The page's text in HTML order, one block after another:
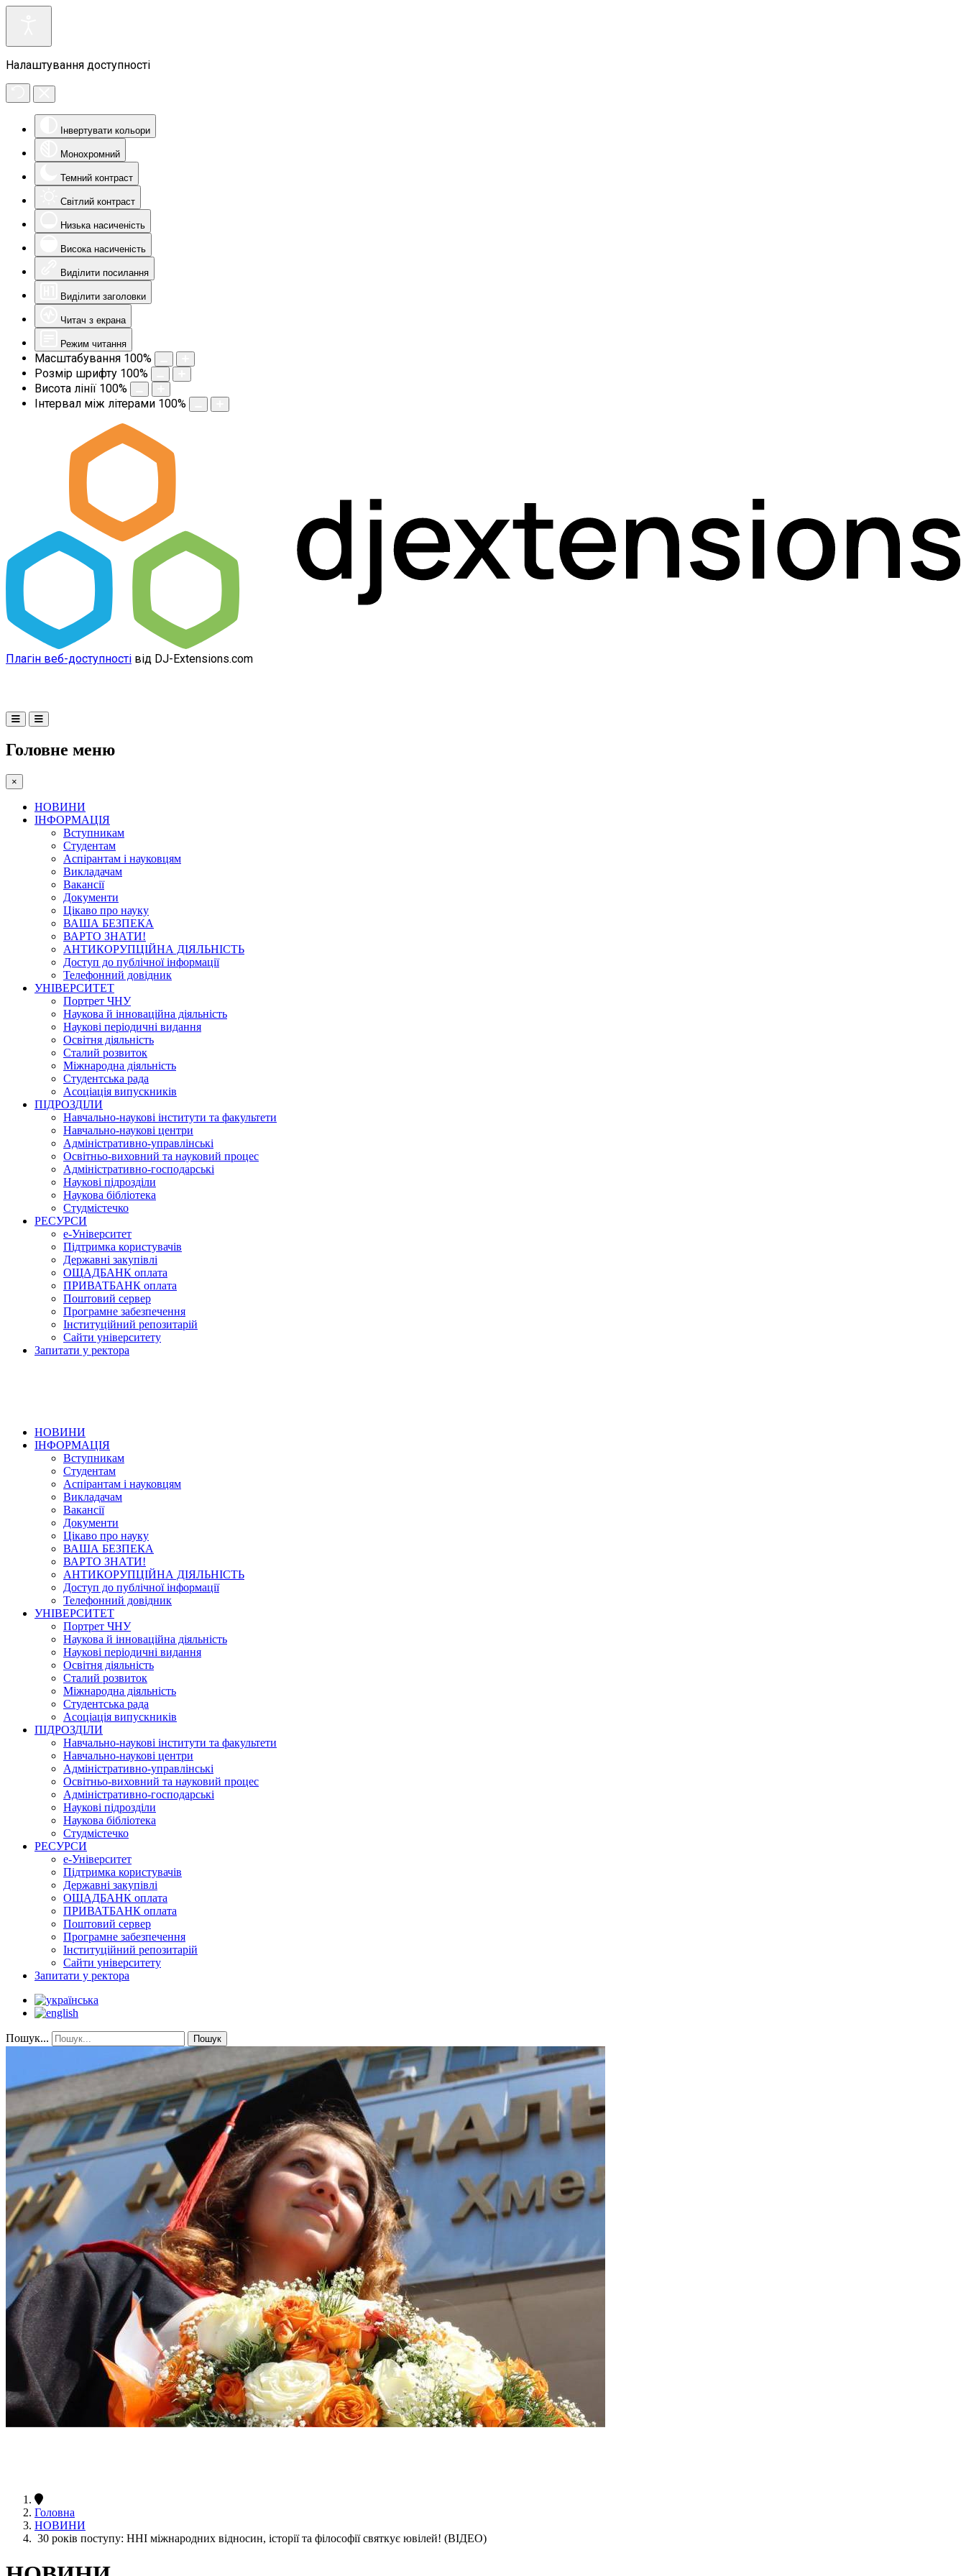
Налаштування доступності
Інвертувати кольори
Монохромний
Темний контраст
Світлий контраст
Низька насиченість
Висока насиченість
Виділити посилання
Виділити заголовки
Читач з екрана
Режим читання
Масштабування 100%
Розмір шрифту 100%
Висота лінії 100%
Інтервал між літерами 100%
Плагін веб-доступності від DJ-Extensions.com
Головне меню
×
НОВИНИ
ІНФОРМАЦІЯ
Вступникам
Студентам
Аспірантам і науковцям
Викладачам
Вакансії
Документи
Цікаво про науку
ВАША БЕЗПЕКА
ВАРТО ЗНАТИ!
АНТИКОРУПЦІЙНА ДІЯЛЬНІСТЬ
Доступ до публічної інформації
Телефонний довідник
УНІВЕРСИТЕТ
Портрет ЧНУ
Наукова й інноваційна діяльність
Наукові періодичні видання
Освітня діяльність
Сталий розвиток
Міжнародна діяльність
Студентська рада
Асоціація випускників
ПІДРОЗДІЛИ
Навчально-наукові інститути та факультети
Навчально-наукові центри
Адміністративно-управлінські
Освітньо-виховний та науковий процес
Адміністративно-господарські
Наукові підрозділи
Наукова бібліотека
Студмістечко
РЕСУРСИ
е-Університет
Підтримка користувачів
Державні закупівлі
ОЩАДБАНК оплата
ПРИВАТБАНК оплата
Поштовий сервер
Програмне забезпечення
Інституційний репозитарій
Сайти університету
Запитати у ректора
НОВИНИ
ІНФОРМАЦІЯ
Вступникам
Студентам
Аспірантам і науковцям
Викладачам
Вакансії
Документи
Цікаво про науку
ВАША БЕЗПЕКА
ВАРТО ЗНАТИ!
АНТИКОРУПЦІЙНА ДІЯЛЬНІСТЬ
Доступ до публічної інформації
Телефонний довідник
УНІВЕРСИТЕТ
Портрет ЧНУ
Наукова й інноваційна діяльність
Наукові періодичні видання
Освітня діяльність
Сталий розвиток
Міжнародна діяльність
Студентська рада
Асоціація випускників
ПІДРОЗДІЛИ
Навчально-наукові інститути та факультети
Навчально-наукові центри
Адміністративно-управлінські
Освітньо-виховний та науковий процес
Адміністративно-господарські
Наукові підрозділи
Наукова бібліотека
Студмістечко
РЕСУРСИ
е-Університет
Підтримка користувачів
Державні закупівлі
ОЩАДБАНК оплата
ПРИВАТБАНК оплата
Поштовий сервер
Програмне забезпечення
Інституційний репозитарій
Сайти університету
Запитати у ректора
Пошук... Пошук
Головна
НОВИНИ
30 років поступу: ННІ міжнародних відносин, історії та філософії святкує ювілей! (ВІДЕО)